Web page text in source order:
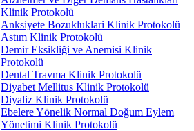
Klinik Protokolü
Anksiyete Bozukluklari Klinik Protokolü
Astım Klinik Protokolü
Demir Eksikliği ve Anemisi Klinik
Protokolü
Dental Travma Klinik Protokolü
Diyabet Mellitus Klinik Protokolü
Diyaliz Klinik Protokolü
Ebelere Yönelik Normal Doğum Eylem
Yönetimi Klinik Protokolü